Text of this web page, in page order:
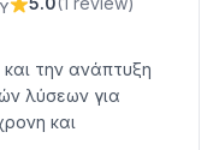
την ανάπτυξη
λύσεων για
και